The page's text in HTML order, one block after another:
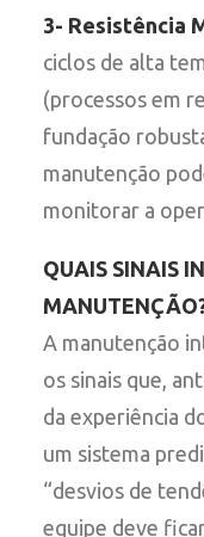
3- Resistência
ciclos de alta
(processos em
fundação
manutenção
monitorar a
QUAIS SINAIS
A manutenção
os sinais que,
da experiência
um sistema
“desvios de
equipe deve